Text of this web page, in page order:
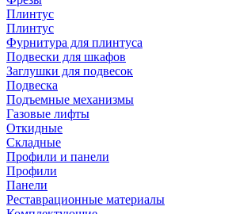
Плинтус
Плинтус
Фурнитура для плинтуса
Подвески для шкафов
Заглушки для подвесок
Подвеска
Подъемные механизмы
Газовые лифты
Откидные
Складные
Профили и панели
Профили
Панели
Реставрационные материалы